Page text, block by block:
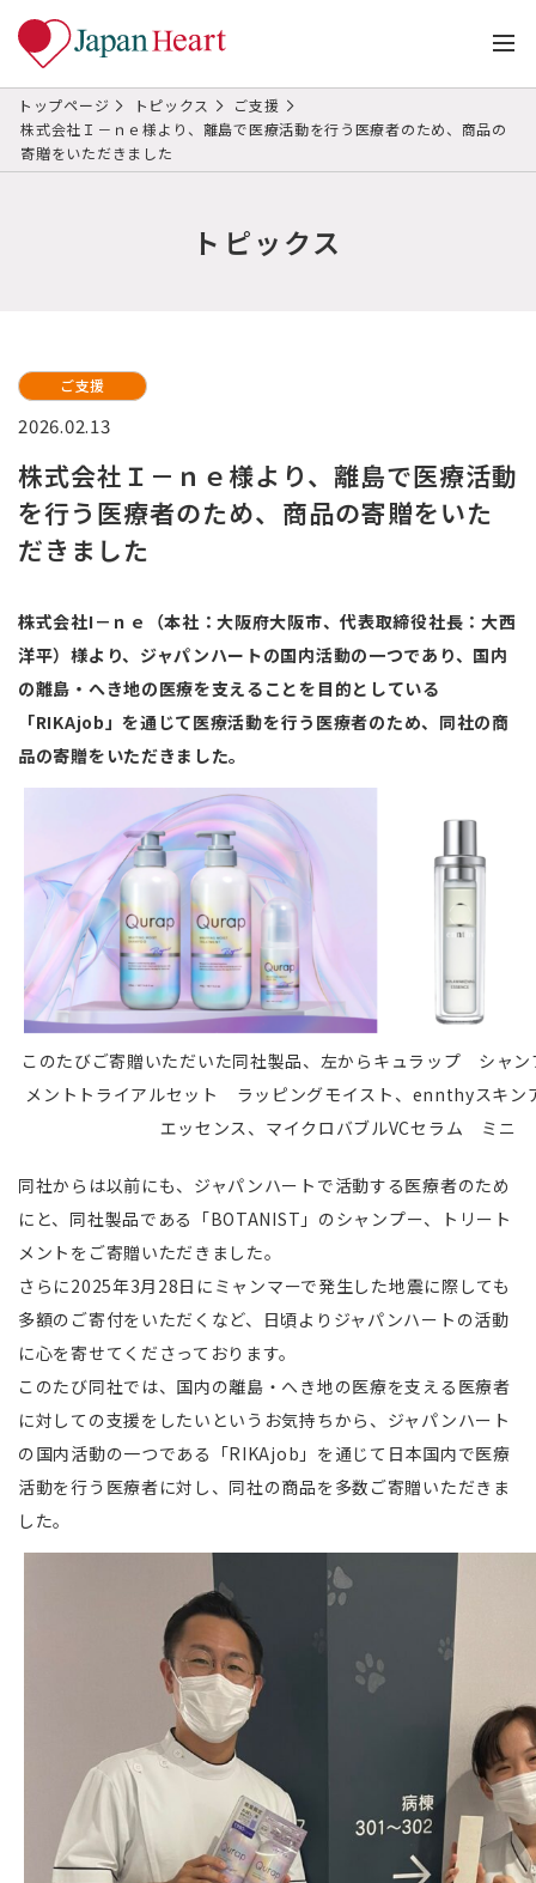
トップページ トピックス
ご支援
株式会社Ｉ－ｎｅ様より、離島で医療活動を行う医療者のため、商品の
寄贈をいただきました
トピックス
ご支援
2026.02.13
株式会社Ｉ－ｎｅ様より、離島で医療活動
を行う医療者のため、商品の寄贈をいた
だきました
株式会社I－ｎｅ（本社：大阪府大阪市、代表取締役社長：大西
洋平）様より、ジャパンハートの国内活動の一つであり、国内
の離島・へき地の医療を支えることを目的としている
「RIKAjob」を通じて医療活動を行う医療者のため、同社の商
品の寄贈をいただきました。
このたびご寄贈いただいた同社製品、左からキュラップ シャ
メントトライアルセット ラッピングモイスト、ennthyスキン
エッセンス、マイクロバブルVCセラム ミニ
同社からは以前にも、ジャパンハートで活動する医療者のため
にと、同社製品である「BOTANIST」のシャンプー、トリート
メントをご寄贈いただきました。
さらに2025年3月28日にミャンマーで発生した地震に際しても
多額のご寄付をいただくなど、日頃よりジャパンハートの活動
に心を寄せてくださっております。
このたび同社では、国内の離島・へき地の医療を支える医療者
に対しての支援をしたいというお気持ちから、ジャパンハート
の国内活動の一つである「RIKAjob」を通じて日本国内で医療
活動を行う医療者に対し、同社の商品を多数ご寄贈いただきま
した。